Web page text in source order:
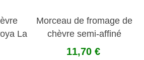
La
Morceau de fromage de
chèvre semi-affiné
payoya La Covacha
11,70 €